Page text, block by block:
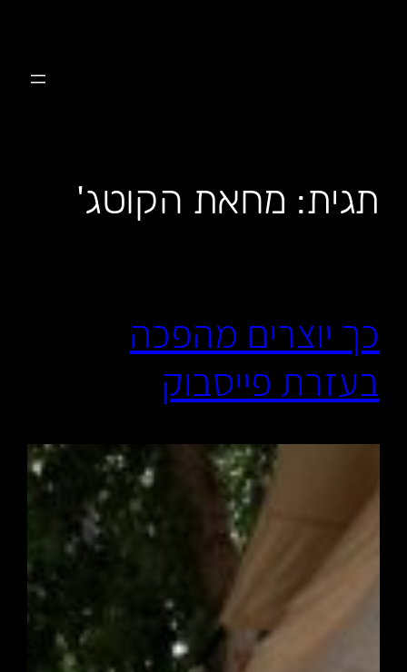
תגית: מחאת הקוטג'
כך יוצרים מהפכה
בעזרת פייסבוק